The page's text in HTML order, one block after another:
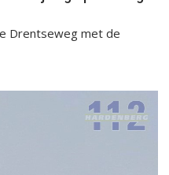
Drentseweg met de